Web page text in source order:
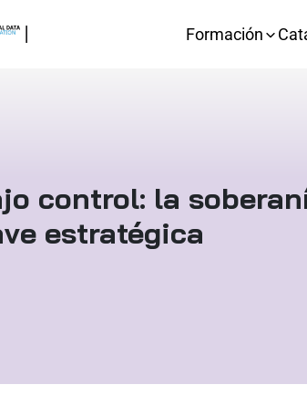
Formación
control: la
estratégica